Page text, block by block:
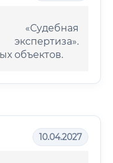
объектов.
10.04.2027